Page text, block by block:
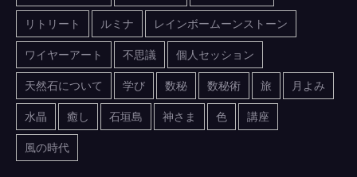
リトリート ルミナ レインボームーンストーン
ワイヤーアート 不思議 個人セッション
天然石について 学び 数秘 数秘術 旅 月よみ
水晶 癒し 石垣島 神さま 色 講座
風の時代